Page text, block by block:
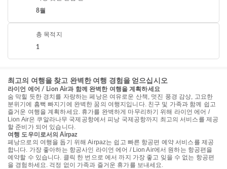
8월
총 목적지
1
최고의 여행을 찾고 완벽한 여행 경험을 얻으십시오
라이언 에어 / Lion Air과 함께 완벽한 여행을 계획하세요
숨 막힐 듯한 경치를 자랑하는 페낭은 여유로운 산책, 멋진 풍경 감상, 고요한
분위기에 흠뻑 빠지기에 완벽한 꿈의 여행지입니다. 친구 및 가족과 함께 쉽고
즐거운 여행을 계획하세요. 휴가를 완벽하게 마무리하기 위해 라이언 에어 /
Lion Air은 쿠알라나무 국제공항에서 피낭 국제공항까지 최고의 서비스를 제공
할 준비가 되어 있습니다.
여행 도우미로서의 Airpaz
페낭으로의 여행을 돕기 위해 Airpaz는 쉽고 빠른 항공편 예약 서비스를 제공
합니다. 가장 좋아하는 항공사인 라이언 에어 / Lion Air에서 원하는 항공편을
예약할 수 있습니다. 클릭 한 번으로 에서 까지 가장 좋고 잊을 수 없는 항공편
을 경험하세요. 걱정 없이 가족과 즐거운 휴가를 보내세요.